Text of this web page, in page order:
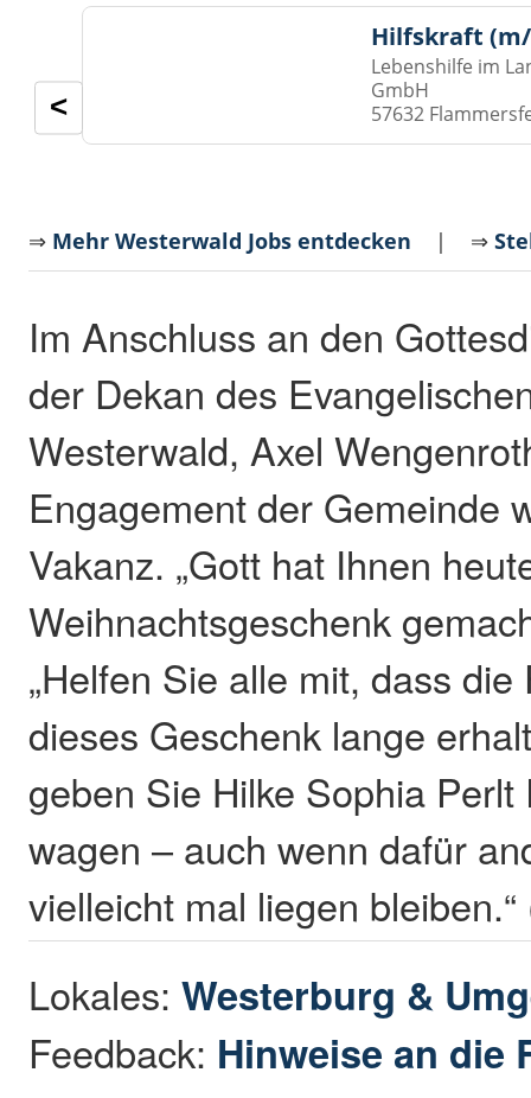
Hilfskraft
Lebenshilfe im
GmbH
57632
<
⇒ Mehr Westerwald Jobs entdecken | ⇒
Im Anschluss an den
der Dekan des
Westerwald, Axel
Engagement der Gemeinde
Vakanz. „Gott hat Ihnen
Weihnachtsgeschenk
„Helfen Sie alle mit, dass
dieses Geschenk lange
geben Sie Hilke Sophia
wagen – auch wenn dafür
vielleicht mal liegen
Lokales:Westerburg &
Feedback: Hinweise an die